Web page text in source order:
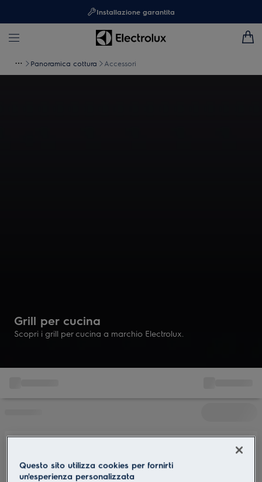
Installazione garantita
Panoramica cottura Accessori
Grill per cucina
Scopri i grill per cucina a marchio Electrolux.
Questo sito utilizza cookies per fornirti
un'esperienza personalizzata